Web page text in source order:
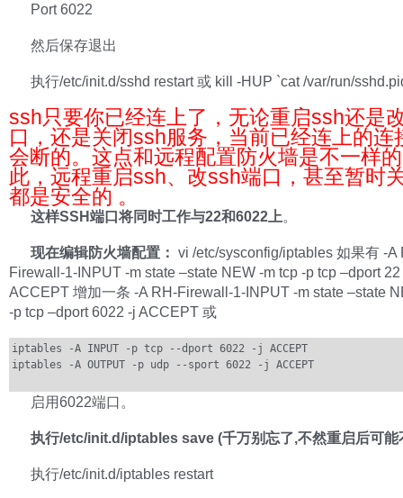
Port 6022
然后保存退出
执行/etc/init.d/sshd restart 或 kill -HUP `cat /var/run/
ssh只要你已经连上了，无论重启ssh还是
口，还是关闭ssh服务，当前已经连上的连
会断的。这点和远程配置防火墙是不一样
此，远程重启ssh、改ssh端口，甚至暂时
都是安全的 。
这样SSH端口将同时工作与22和6022上。
现在编辑防火墙配置： vi /etc/sysconfig/iptables 如果有 -A
Firewall-1-INPUT -m state –state NEW -m tcp -p tcp –dport 22
ACCEPT 增加一条 -A RH-Firewall-1-INPUT -m state –state
-p tcp –dport 6022 -j ACCEPT 或
iptables -A INPUT -p tcp --dport 6022 -j ACCEPT
iptables -A OUTPUT -p udp --sport 6022 -j ACCEPT
启用6022端口。
执行/etc/init.d/iptables save (千万别忘了,不然重启后可能
执行/etc/init.d/iptables restart